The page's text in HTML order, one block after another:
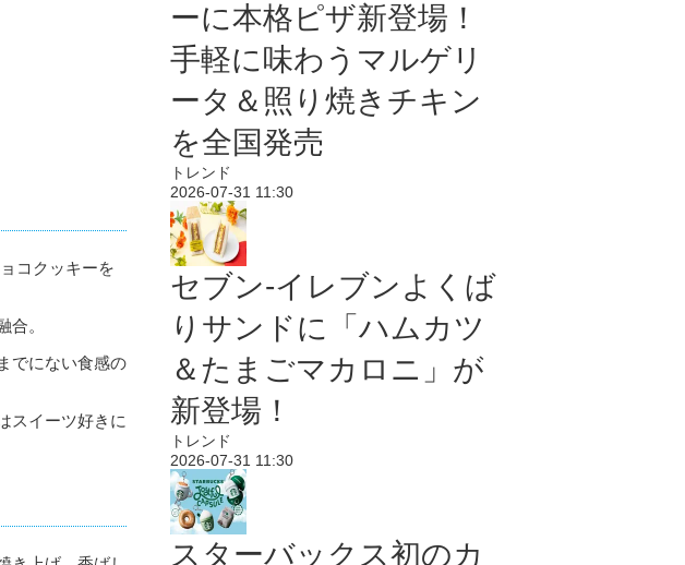
コクッキーを
。
でにない食感の
スイーツ好きに
ーに本格ピザ新登場！
手軽に味わうマルゲリ
ータ＆照り焼きチキン
を全国発売
トレンド
2026-07-31 11:30
セブン‐イレブンよくば
りサンドに「ハムカツ
＆たまごマカロニ」が
新登場！
トレンド
2026-07-31 11:30
スターバックス初のカ